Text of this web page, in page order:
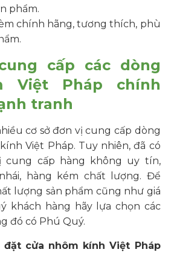
phẩm.
chính hãng, tương thích, phù
cấp các dòng
Việt Pháp chính
tranh
cơ sở đơn vị cung cấp dòng
Việt Pháp. Tuy nhiên, đã có
cung cấp hàng không uy tín,
hàng kém chất lượng. Để
lượng sản phẩm cũng như giá
khách hàng hãy lựa chọn các
đó có Phú Quý.
đặt cửa nhôm kính Việt Pháp